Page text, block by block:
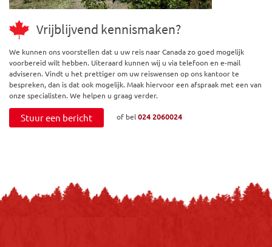
Vrijblijvend kennismaken?
We kunnen ons voorstellen dat u uw reis naar Canada zo goed mogelijk
voorbereid wilt hebben. Uiteraard kunnen wij u via telefoon en e-mail
adviseren. Vindt u het prettiger om uw reiswensen op ons kantoor te
bespreken, dan is dat ook mogelijk. Maak hiervoor een afspraak met een van
onze specialisten. We helpen u graag verder.
Stuur een bericht of bel024 2060024